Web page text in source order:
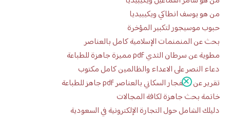
من هو يوسف انطاكي ويكيبيديا
حبوب موسيجور لتكبير المؤخرة
بحث عن المنمنمات الإسلامية كامل بالعناصر
مطوية عن سرطان الثدي pdf مميزة جاهزة للطباعة
دعاء النصر على الاعداء والظالمين كامل مكتوب
تقرير عن الانفجار السكاني بالعناصر pdf جاهز للطباعة
خاتمة بحث جاهزة لكافة المجالات
دليلك الشامل حول التجارة الإلكترونية في السعودية